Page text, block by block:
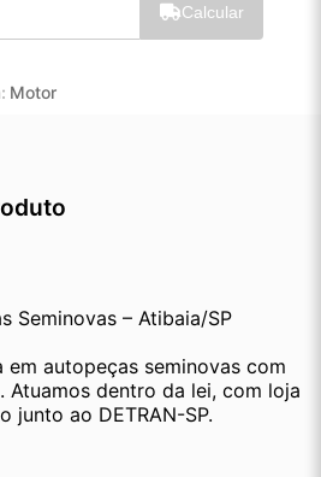
Calcular
Motor
Seminovas – Atibaia/SP
em autopeças seminovas com
Atuamos dentro da lei, com loja
junto ao DETRAN-SP.